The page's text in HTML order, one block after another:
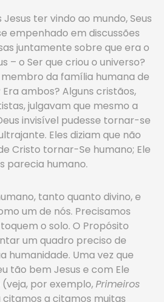
ter vindo ao mundo, Seus
empenhado em discussões
juntamente sobre que era o
– o Ser que criou o universo?
membro da família humana de
ambos? Alguns cristãos,
julgavam que mesmo a
invisível pudesse tornar-se
Eles diziam que não
Cristo tornar-Se humano; Ele
parecia humano.
tanto quanto divino, e
um de nós. Precisamos
o solo. O Propósito
um quadro preciso de
humanidade. Uma vez que
tão bem Jesus e com Ele
por exemplo,Primeiros
citamos a citamos muitas